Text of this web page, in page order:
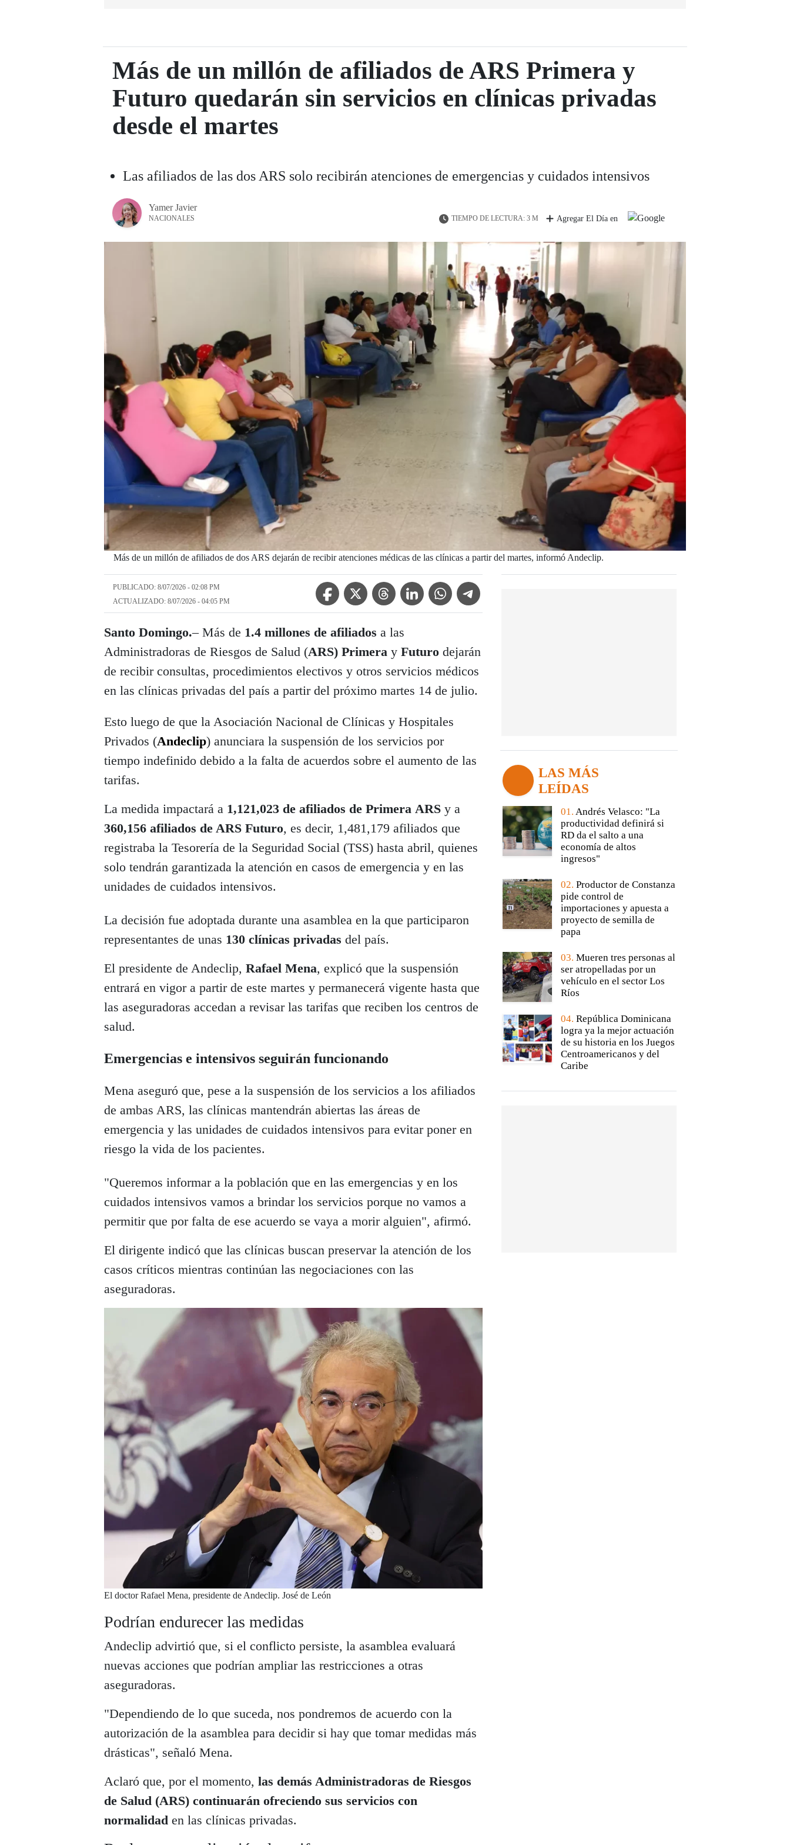
Más de un millón de afiliados de ARS Primera y
Futuro quedarán sin servicios en clínicas privadas
desde el martes
Las afiliados de las dos ARS solo recibirán atenciones de emergencias y cuidados intensivos
Yamer Javier
NACIONALES TIEMPO DE LECTURA: 3 M Agregar El Día en
Más de un millón de afiliados de dos ARS dejarán de recibir atenciones médicas de las clínicas a partir del martes, informó Andeclip.
PUBLICADO: 8/07/2026 - 02:08 PM
ACTUALIZADO: 8/07/2026 - 04:05 PM
Facebook IconTwitter IconThreads IconLinkedin IconWhatsApp IconTelegram Icon
Santo Domingo.– Más de 1.4 millones de afiliados a las
Administradoras de Riesgos de Salud (ARS) Primera y Futuro dejarán
de recibir consultas, procedimientos electivos y otros servicios médicos
en las clínicas privadas del país a partir del próximo martes 14 de julio.
Esto luego de que la Asociación Nacional de Clínicas y Hospitales
Privados (Andeclip) anunciara la suspensión de los servicios por
tiempo indefinido debido a la falta de acuerdos sobre el aumento de las
tarifas.
La medida impactará a 1,121,023 de afiliados de Primera ARS y a
360,156 afiliados de ARS Futuro, es decir, 1,481,179 afiliados que
registraba la Tesorería de la Seguridad Social (TSS) hasta abril, quienes
solo tendrán garantizada la atención en casos de emergencia y en las
unidades de cuidados intensivos.
La decisión fue adoptada durante una asamblea en la que participaron
representantes de unas 130 clínicas privadas del país.
El presidente de Andeclip, Rafael Mena, explicó que la suspensión
entrará en vigor a partir de este martes y permanecerá vigente hasta que
las aseguradoras accedan a revisar las tarifas que reciben los centros de
salud.
Emergencias e intensivos seguirán funcionando
Mena aseguró que, pese a la suspensión de los servicios a los afiliados
de ambas ARS, las clínicas mantendrán abiertas las áreas de
emergencia y las unidades de cuidados intensivos para evitar poner en
riesgo la vida de los pacientes.
"Queremos informar a la población que en las emergencias y en los
cuidados intensivos vamos a brindar los servicios porque no vamos a
permitir que por falta de ese acuerdo se vaya a morir alguien", afirmó.
El dirigente indicó que las clínicas buscan preservar la atención de los
casos críticos mientras continúan las negociaciones con las
aseguradoras.
El doctor Rafael Mena, presidente de Andeclip. José de León
Podrían endurecer las medidas
Andeclip advirtió que, si el conflicto persiste, la asamblea evaluará
nuevas acciones que podrían ampliar las restricciones a otras
aseguradoras.
"Dependiendo de lo que suceda, nos pondremos de acuerdo con la
autorización de la asamblea para decidir si hay que tomar medidas más
drásticas", señaló Mena.
Aclaró que, por el momento, las demás Administradoras de Riesgos
de Salud (ARS) continuarán ofreciendo sus servicios con
normalidad en las clínicas privadas.
LAS MÁS
LEÍDAS
01. Andrés Velasco: "La
productividad definirá si
RD da el salto a una
economía de altos
ingresos"
02. Productor de Constanza
pide control de
importaciones y apuesta a
proyecto de semilla de
papa
03. Mueren tres personas al
ser atropelladas por un
vehículo en el sector Los
Ríos
04. República Dominicana
logra ya la mejor actuación
de su historia en los Juegos
Centroamericanos y del
Caribe